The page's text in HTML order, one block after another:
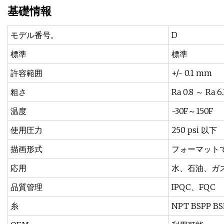
基礎情報
モデル番号。
D
標準
標準
許容範囲
+/- 0.1 mm
粗さ
Ra 0.8 ～ Ra
温度
-30F～150F
使用圧力
250 psi 以下
描画形式
フォーマット
応用
水、石油、ガ
品質管理
IPQC、FQC
糸
NPT BSPP